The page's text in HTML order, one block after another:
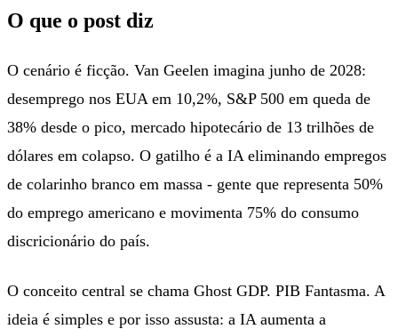
O que o post diz
O cenário é ficção. Van Geelen imagina junho de 2028:
desemprego nos EUA em 10,2%, S&P 500 em queda de
38% desde o pico, mercado hipotecário de 13 trilhões de
dólares em colapso. O gatilho é a IA eliminando empregos
de colarinho branco em massa - gente que representa 50%
do emprego americano e movimenta 75% do consumo
discricionário do país.
O conceito central se chama Ghost GDP. PIB Fantasma. A
ideia é simples e por isso assusta: a IA aumenta a